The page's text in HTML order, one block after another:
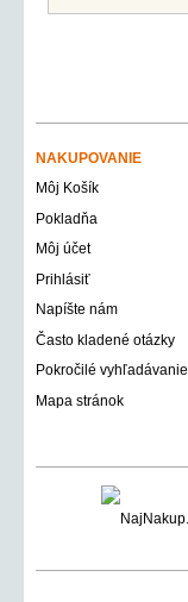
NAKUPOVANIE
Môj Košík
Pokladňa
Môj účet
Prihlásiť
Napíšte nám
Často kladené otázky
Pokročilé vyhľadávanie
Mapa stránok